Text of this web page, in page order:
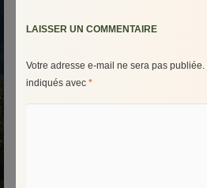
LAISSER UN COMMENTAIRE
Votre adresse e-mail ne sera pas publiée.
indiqués avec *